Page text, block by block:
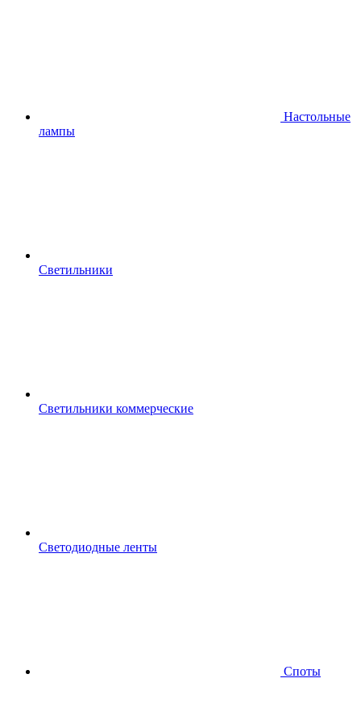
Настольные
лампы
Светильники
Светильники коммерческие
Светодиодные ленты
Споты